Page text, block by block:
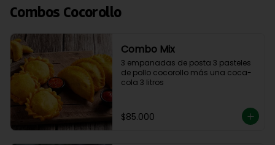
Combos Cocorollo
Combo Mix
3 empanadas de posta 3 pasteles
de pollo cocorollo más una coca-
cola 3 litros
$85.000